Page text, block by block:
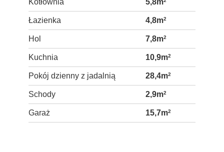
Łazienka 4,8m2
Hol 7,8m2
Kuchnia 10,9m2
Pokój dzienny z jadalnią 28,4m2
Schody 2,9m2
Garaż 15,7m2